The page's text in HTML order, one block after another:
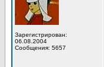
Зарегистрирован:
06.08.2004
Сообщения: 5657